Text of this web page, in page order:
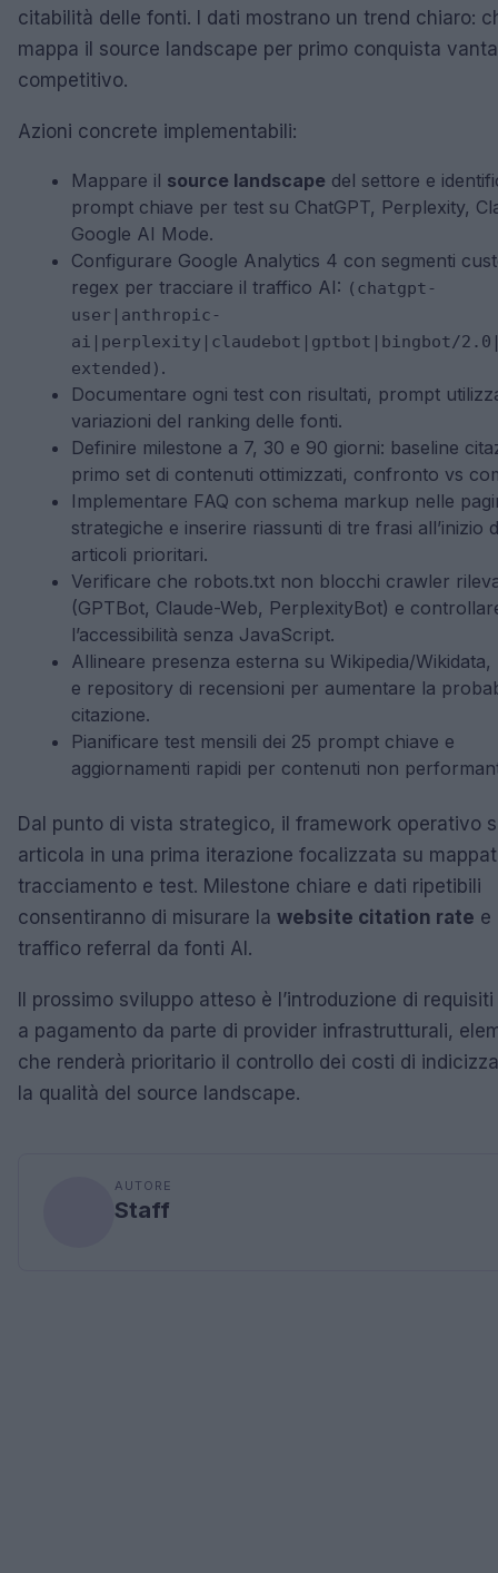
citabilità delle fonti. I dati mostrano un trend chiaro:
mappa il source landscape per primo conquista
competitivo.
Azioni concrete implementabili:
Mappare il source landscape del settore e
prompt chiave per test su ChatGPT, Perplexity,
Google AI Mode.
Configurare Google Analytics 4 con segmenti
regex per tracciare il traffico AI: (chatgpt-
user|anthropic-
ai|perplexity|claudebot|gptbot|bingbot/
extended) .
Documentare ogni test con risultati, prompt
variazioni del ranking delle fonti.
Definire milestone a 7, 30 e 90 giorni: baseline
primo set di contenuti ottimizzati, confronto vs
Implementare FAQ con schema markup nelle
strategiche e inserire riassunti di tre frasi all’inizio
articoli prioritari.
Verificare che robots.txt non blocchi crawler
(GPTBot, Claude-Web, PerplexityBot) e
l’accessibilità senza JavaScript.
Allineare presenza esterna su Wikipedia/Wikidata,
e repository di recensioni per aumentare la
citazione.
Pianificare test mensili dei 25 prompt chiave e
aggiornamenti rapidi per contenuti non
Dal punto di vista strategico, il framework operativo
articola in una prima iterazione focalizzata su
tracciamento e test. Milestone chiare e dati ripetibili
consentiranno di misurare la website citation rate e
traffico referral da fonti AI.
Il prossimo sviluppo atteso è l’introduzione di
a pagamento da parte di provider infrastrutturali,
che renderà prioritario il controllo dei costi di
la qualità del source landscape.
AUTORE
Staff